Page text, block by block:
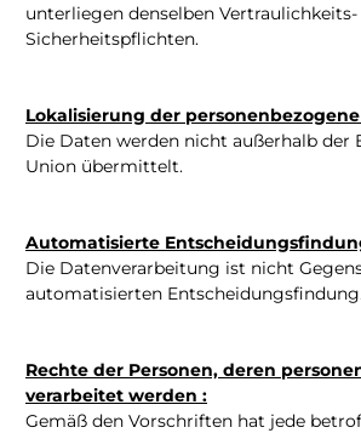
unterliegen denselben
Sicherheitspflichten.
Lokalisierung der
Die Daten werden nicht außerhalb der
Union übermittelt.
Automatisierte
Die Datenverarbeitung ist nicht
automatisierten Entscheidungsfindung.
Rechte der Personen, deren
verarbeitet werden :
Gemäß den Vorschriften hat jede